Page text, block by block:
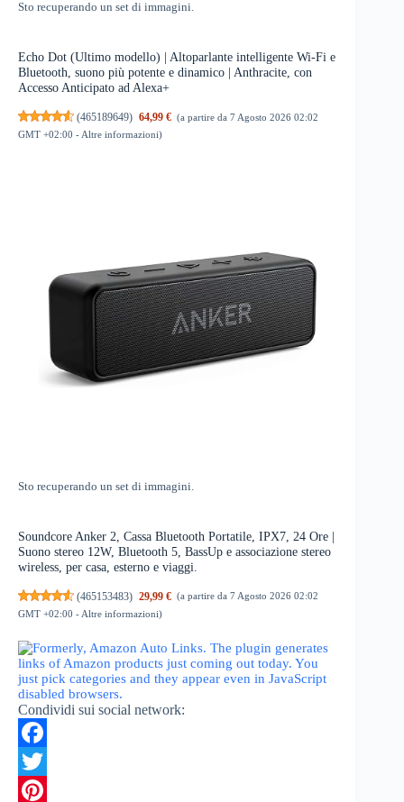
Sto recuperando un set di immagini.
Echo Dot (Ultimo modello) | Altoparlante intelligente Wi-Fi e
Bluetooth, suono più potente e dinamico | Anthracite, con
Accesso Anticipato ad Alexa+
(465189649) 64,99 € (a partire da 7 Agosto 2026 02:02
GMT +02:00 - Altre informazioni)
Sto recuperando un set di immagini.
Soundcore Anker 2, Cassa Bluetooth Portatile, IPX7, 24 Ore |
Suono stereo 12W, Bluetooth 5, BassUp e associazione stereo
wireless, per casa, esterno e viaggi.
(465153483) 29,99 € (a partire da 7 Agosto 2026 02:02
GMT +02:00 - Altre informazioni)
Condividi sui social network:
F
aT